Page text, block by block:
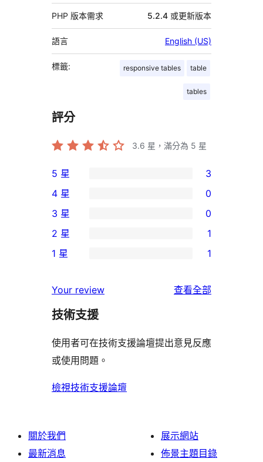
PHP 版本需求 5.2.4 或更新版本
語言 English (US)
標籤: responsive tables table
tables
評分
3.6 星，滿分為 5 星
3
個
5
星
使
者
論
5 星 3
個
4
星
用
者
論
4 星 0
0
個
3
使
用
評
論
3 星 0
個
星
使
者
評
論
2 星 1
1
星
用
者
評
1 星 1
Your review 查看全部
評
技術支援
使用者可在技術支援論壇提出意見反應
或使用問題。
檢視技術支援論壇
關於我們
最新消息
展示網站
佈景主題目錄